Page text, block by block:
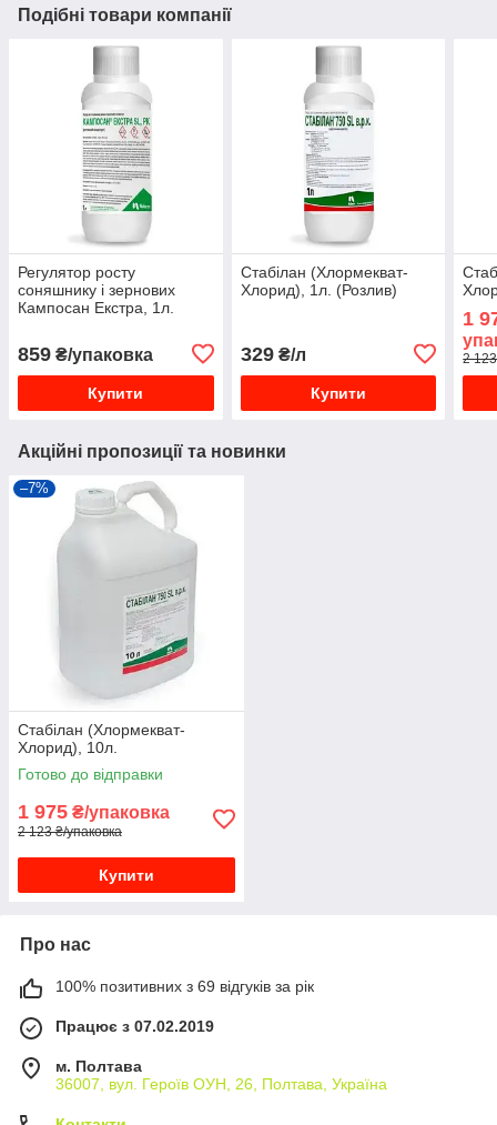
Подібні товари компанії
Регулятор росту
соняшнику і зернових
Кампосан Екстра, 1л.
859 ₴/упаковка
Купити
Стабілан (Хлормекват-
Хлорид), 1л. (Розлив)
329₴/л
Купити
1
2
Акційні пропозиції та новинки
–7%
Стабілан (Хлормекват-
Хлорид), 10л.
Готово до відправки
1 975 ₴/упаковка
2 123 ₴/упаковка
Купити
Про нас
100% позитивних з 69 відгуків за рік
Працює з 07.02.2019
м. Полтава
36007, вул. Героїв ОУН, 26, Полтава, Україна